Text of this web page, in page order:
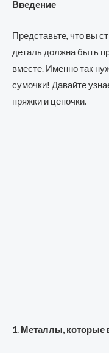
Введение
Представьте, что вы
деталь должна быть
вместе. Именно так
сумочки! Давайте
пряжки и цепочки.
1. Металлы, которые